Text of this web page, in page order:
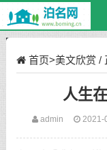
首页>美文欣赏 /
人生
admin 2021-